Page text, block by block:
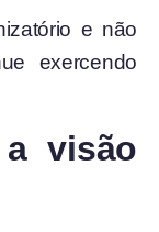
e não
exercendo
visão